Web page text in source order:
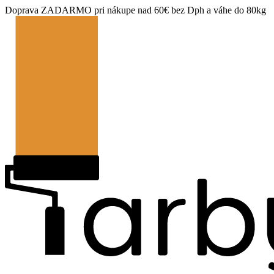
Doprava ZADARMO pri nákupe nad 60€ bez Dph a váhe do 80kg